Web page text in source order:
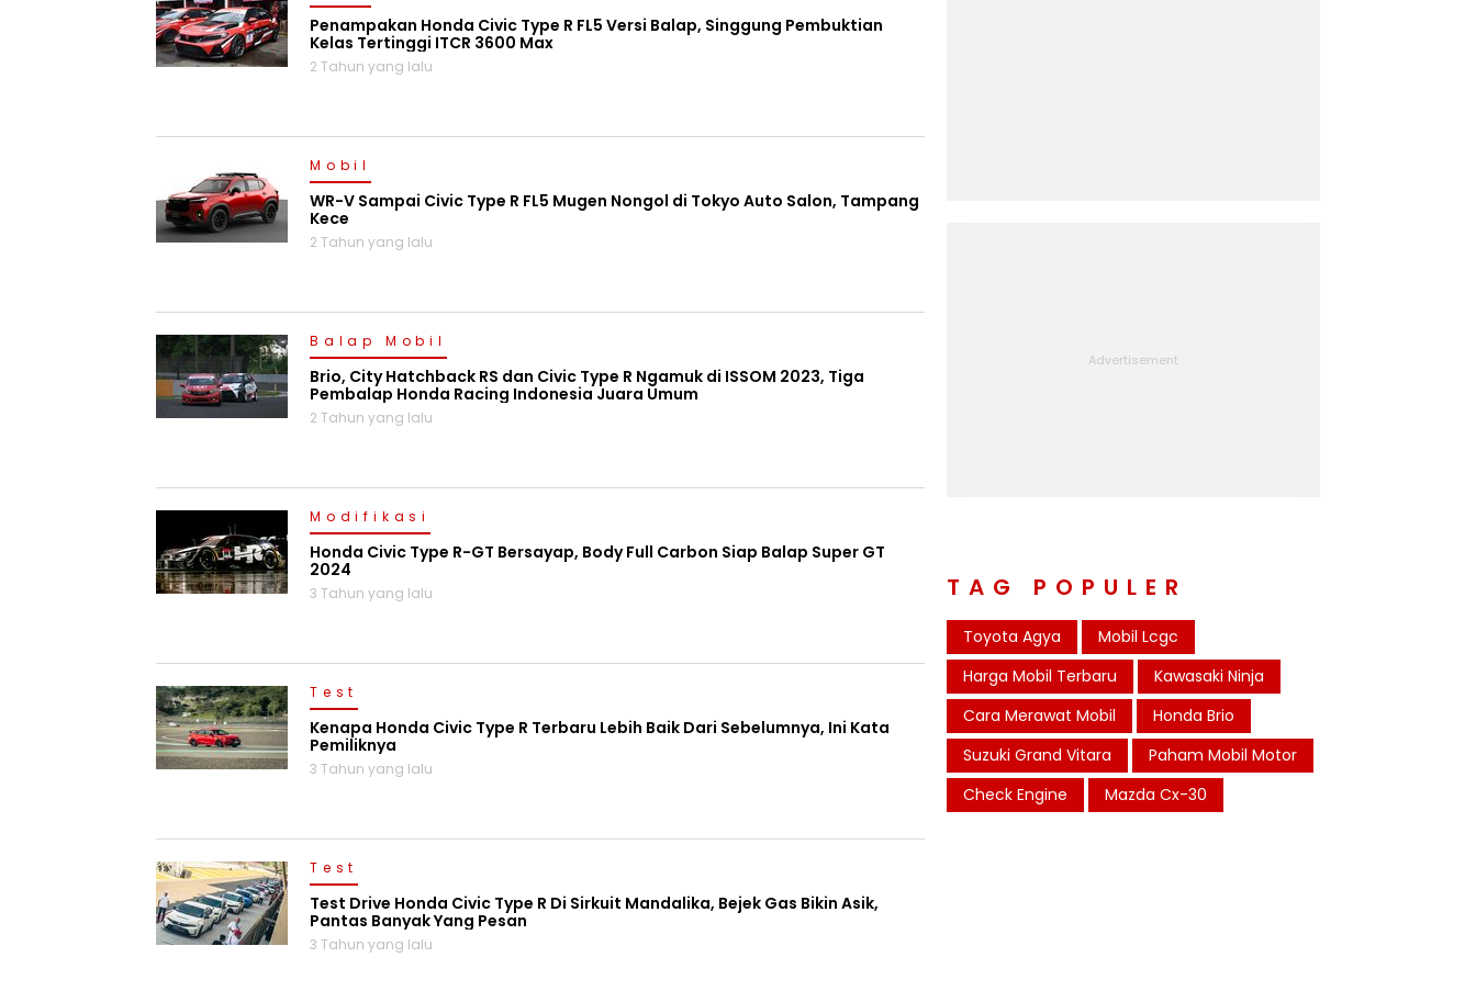
Penampakan Honda Civic Type R FL5 Versi Balap, Singgung Pembuktian
Kelas Tertinggi ITCR 3600 Max
2 Tahun yang lalu
Mobil
WR-V Sampai Civic Type R FL5 Mugen Nongol di Tokyo Auto Salon, Tampang
Kece
2 Tahun yang lalu
Balap Mobil
Brio, City Hatchback RS dan Civic Type R Ngamuk di ISSOM 2023, Tiga
Pembalap Honda Racing Indonesia Juara Umum
2 Tahun yang lalu
Modifikasi
Honda Civic Type R-GT Bersayap, Body Full Carbon Siap Balap Super GT
2024
3 Tahun yang lalu
Test
Kenapa Honda Civic Type R Terbaru Lebih Baik Dari Sebelumnya, Ini Kata
Pemiliknya
3 Tahun yang lalu
Test
Test Drive Honda Civic Type R Di Sirkuit Mandalika, Bejek Gas Bikin Asik,
Pantas Banyak Yang Pesan
3 Tahun yang lalu
TAG POPULER
Toyota Agya
Mobil Lcgc
Harga Mobil Terbaru
Kawasaki Ninja
Cara Merawat Mobil
Honda Brio
Suzuki Grand Vitara
Paham Mobil Motor
Check Engine
Mazda Cx-30